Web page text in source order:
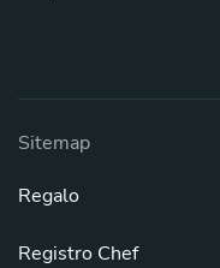
Sitemap
Regalo
Registro Chef